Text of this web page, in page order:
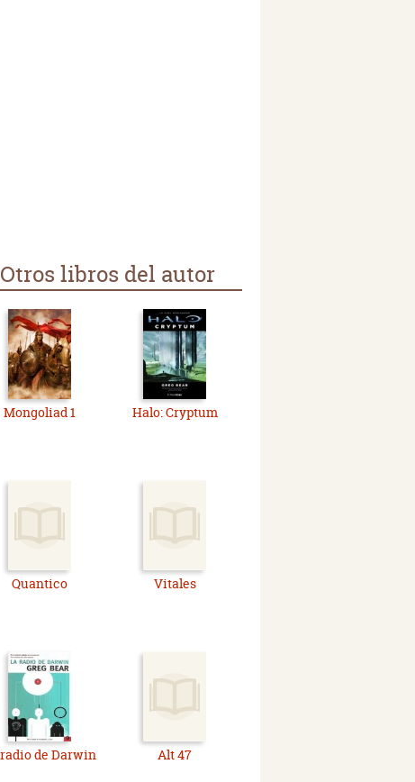
Otros libros del autor
Mongoliad 1 Halo: Cryptum
Quantico Vitales
de Darwin Alt 47